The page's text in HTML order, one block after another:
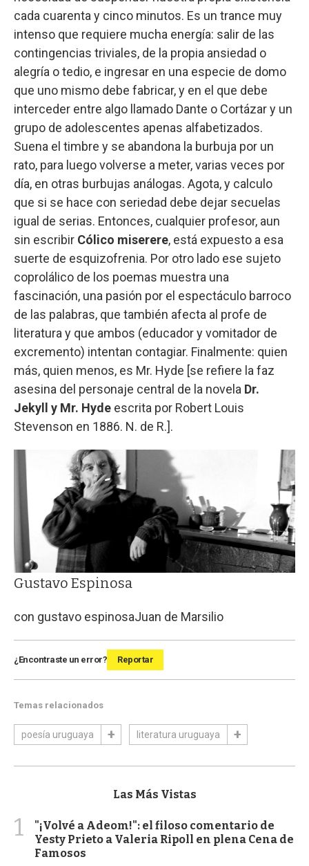
cada cuarenta y cinco minutos. Es un trance muy
intenso que requiere mucha energía: salir de las
contingencias triviales, de la propia ansiedad o
alegría o tedio, e ingresar en una especie de domo
que uno mismo debe fabricar, y en el que debe
interceder entre algo llamado Dante o Cortázar y un
grupo de adolescentes apenas alfabetizados.
Suena el timbre y se abandona la burbuja por un
rato, para luego volverse a meter, varias veces por
día, en otras burbujas análogas. Agota, y calculo
que si se hace con seriedad debe dejar secuelas
igual de serias. Entonces, cualquier profesor, aun
sin escribir Cólico miserere, está expuesto a esa
suerte de esquizofrenia. Por otro lado ese sujeto
coprolálico de los poemas muestra una
fascinación, una pasión por el espectáculo barroco
de las palabras, que también afecta al profe de
literatura y que ambos (educador y vomitador de
excremento) intentan contagiar. Finalmente: quien
más, quien menos, es Mr. Hyde [se refiere la faz
asesina del personaje central de la novela Dr.
Jekyll y Mr. Hyde escrita por Robert Louis
Stevenson en 1886. N. de R.].
Gustavo Espinosa
con gustavo espinosaJuan de Marsilio
¿Encontraste un error? Reportar
Temas relacionados
poesía uruguaya literatura uruguaya
Las Más Vistas
1
"¡Volvé a Adeom!": el filoso comentario de
Yesty Prieto a Valeria Ripoll en plena Cena de
Famosos